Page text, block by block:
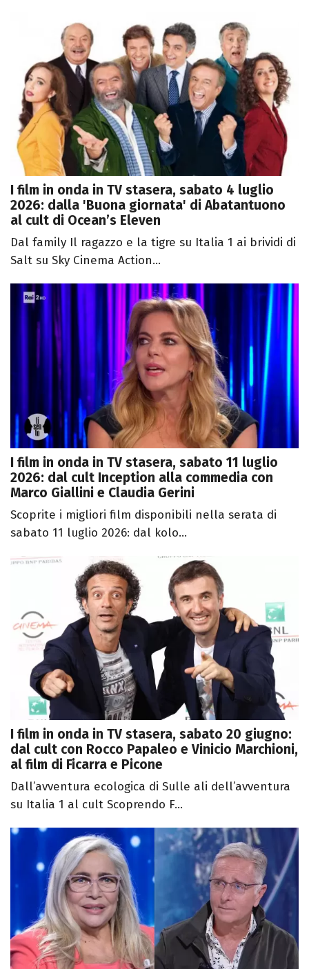
I film in onda in TV stasera, sabato 4 luglio
2026: dalla 'Buona giornata' di Abatantuono
al cult di Ocean’s Eleven
Dal family Il ragazzo e la tigre su Italia 1 ai brividi di
Salt su Sky Cinema Action...
I film in onda in TV stasera, sabato 11 luglio
2026: dal cult Inception alla commedia con
Marco Giallini e Claudia Gerini
Scoprite i migliori film disponibili nella serata di
sabato 11 luglio 2026: dal kolo...
I film in onda in TV stasera, sabato 20 giugno:
dal cult con Rocco Papaleo e Vinicio Marchioni,
al film di Ficarra e Picone
Dall’avventura ecologica di Sulle ali dell’avventura
su Italia 1 al cult Scoprendo F...